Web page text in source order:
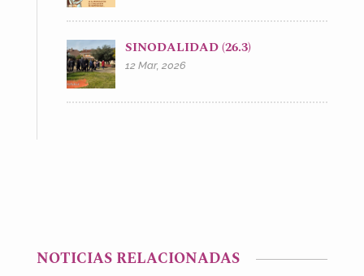
SINODALIDAD (26.3)
12 Mar, 2026
NOTICIAS RELACIONADAS